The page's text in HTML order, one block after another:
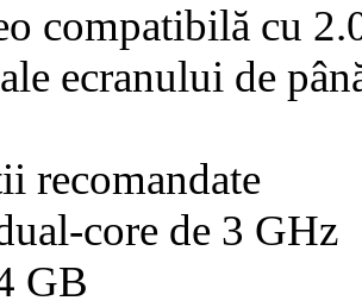
compatibilă cu
ecranului de
recomandate
core de 3 GHz
GB